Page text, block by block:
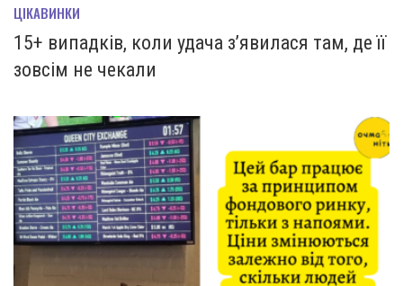
ЦІКАВИНКИ
15+ випадків, коли удача з’явилася там, де її
зовсім не чекали